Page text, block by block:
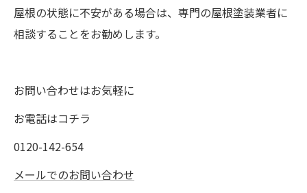
屋根の状態に不安がある場合は、専門の屋根塗装業者に
相談することをお勧めします。
お問い合わせはお気軽に
お電話はコチラ
0120-142-654
メールでのお問い合わせ